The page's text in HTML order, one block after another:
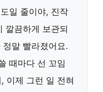
일 줄이야, 진작
깔끔하게 보관되
말 빨라졌어요.
때마다 선 꼬임
이제 그런 일 전혀